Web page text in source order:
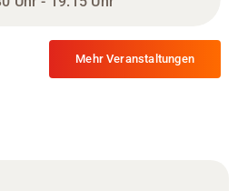
Mehr Veranstaltungen